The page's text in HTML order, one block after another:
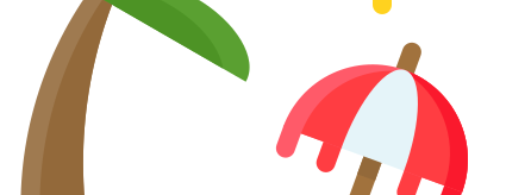
ALU kola
Dodáváme aj na Slovensko! Platcom DPH dodáme tovar